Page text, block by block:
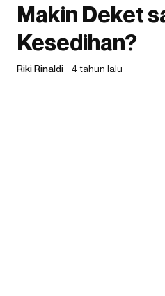
Makin Deket
Kesedihan?
Riki Rinaldi 4 tahun lalu